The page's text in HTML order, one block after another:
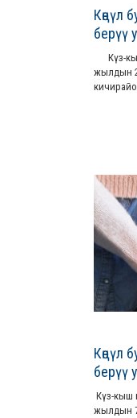
Көңүл
берүү
Күз-кыш
жылдын
Көңүл
берүү
Күз-кыш
жылдын